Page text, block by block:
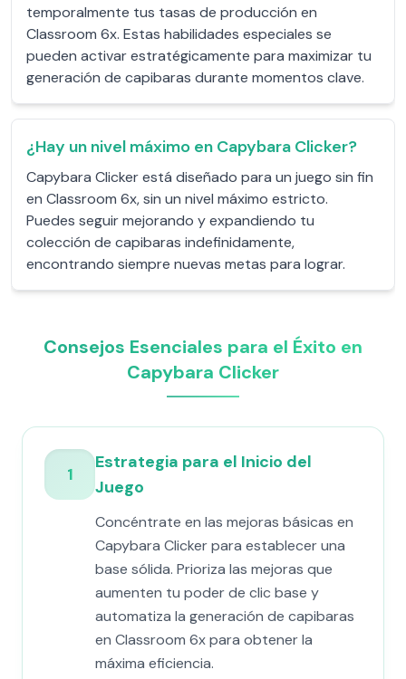
temporalmente tus tasas de producción en
Classroom 6x. Estas habilidades especiales se
pueden activar estratégicamente para maximizar tu
generación de capibaras durante momentos clave.
¿Hay un nivel máximo en Capybara Clicker?
Capybara Clicker está diseñado para un juego sin fin
en Classroom 6x, sin un nivel máximo estricto.
Puedes seguir mejorando y expandiendo tu
colección de capibaras indefinidamente,
encontrando siempre nuevas metas para lograr.
Consejos Esenciales para el Éxito en
Capybara Clicker
1
Estrategia para el Inicio del
Juego
Concéntrate en las mejoras básicas en
Capybara Clicker para establecer una
base sólida. Prioriza las mejoras que
aumenten tu poder de clic base y
automatiza la generación de capibaras
en Classroom 6x para obtener la
máxima eficiencia.